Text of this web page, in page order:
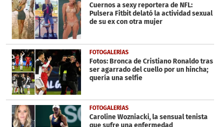
Cuernos a sexy reportera de NFL:
Pulsera Fitbit delató la actividad sexual
de su ex con otra mujer
FOTOGALERÍAS
Fotos: Bronca de Cristiano Ronaldo tras
ser agarrado del cuello por un hincha;
quería una selfie
FOTOGALERÍAS
Caroline Wozniacki, la sensual tenista